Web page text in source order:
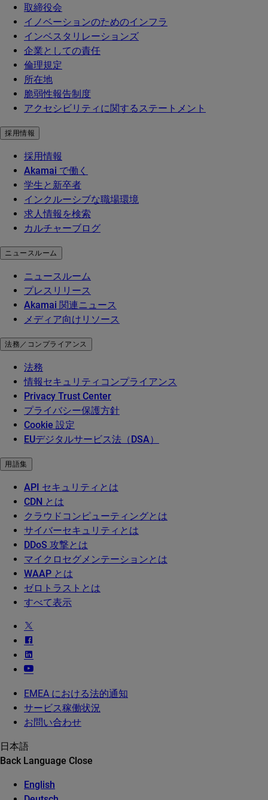
取締役会
イノベーションのためのインフラ
インベスタリレーションズ
企業としての責任
倫理規定
所在地
脆弱性報告制度
アクセシビリティに関するステートメント
採用情報
採用情報
Akamai で働く
学生と新卒者
インクルーシブな職場環境
求人情報を検索
カルチャーブログ
ニュースルーム
ニュースルーム
プレスリリース
Akamai 関連ニュース
メディア向けリソース
法務／コンプライアンス
法務
情報セキュリティコンプライアンス
Privacy Trust Center
プライバシー保護方針
Cookie 設定
EUデジタルサービス法（DSA）
用語集
API セキュリティとは
CDN とは
クラウドコンピューティングとは
サイバーセキュリティとは
DDoS 攻撃とは
マイクロセグメンテーションとは
WAAP とは
ゼロトラストとは
すべて表示
EMEA における法的通知
サービス稼働状況
お問い合わせ
日本語
Back Language Close
English